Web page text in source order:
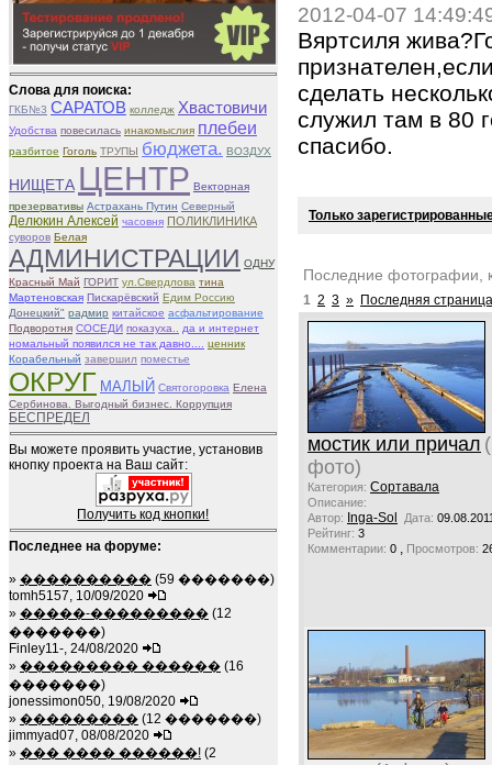
Слова для поиска:
ГКБ№3 САРАТОВ колледж Хвастовичи
Удобства повесилась инакомыслия плебеи
разбитое Гоголь ТРУПЫ бюджета. ВОЗДУХ
НИЩЕТА ЦЕНТР Векторная
презервативы Астрахань Путин Северный
Делюкин Алексей часовня ПОЛИКЛИНИКА
суворов Белая
АДМИНИСТРАЦИИ ОДНУ
Красный Май ГОРИТ ул.Свердлова тина
Мартеновская Пискарёвский Едим Россию
Донецкий" радмир китайское асфальтирование
Подворотня СОСЕДИ показуха..
да и интернет
номальный появился не так давно....
ценник
Корабельный завершил поместье
ОКРУГ МАЛЫЙ Святогоровка Елена
Сербинова. Выгодный бизнес. Коррупция
БЕСПРЕДЕЛ
Вы можете проявить участие, установив
кнопку проекта на Ваш сайт:
Получить код кнопки!
Последнее на форуме:
» ���������� (59 �������)
tomh5157, 10/09/2020
» �����-��������� (12
�������)
Finley11-, 24/08/2020
» ��������� ������ (16
�������)
jonessimon050, 19/08/2020
» ��������� (12 �������)
jimmyad07, 08/08/2020
» ��� ���� ������! (2
2012-04-07
Вяртсиля
сделать
служил там в 80
спасибо.
Только
Последние фотографии,
1 2 3 » Последняя
мостик или причал
фото)
Категория: Сортавала
Описание:
Автор: Inga-Sol Дата:
Рейтинг: 3
Комментарии: 0 , Просмотров: